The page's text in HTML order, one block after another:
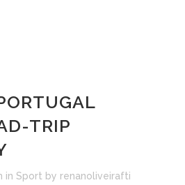
TRIP
in Sport by renanoliveirafti